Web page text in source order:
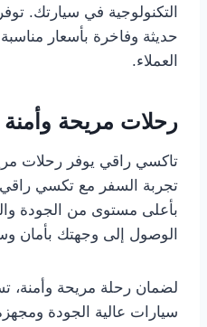
التكنولوجية في سيارتك.
حديثة وفاخرة بأسعار
العملاء.
رحلات مريحة
تاكسي راقي يوفر رحلات
تجربة السفر مع تكسي راقي
بأعلى مستوى من الجودة
الوصول إلى وجهتك بأمان
لضمان رحلة مريحة
سيارات عالية الجودة